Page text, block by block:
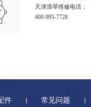
天津浪琴维修电话：
400-995-7728
件 常见问题